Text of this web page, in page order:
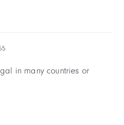
in many countries or